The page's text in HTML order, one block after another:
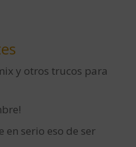
y otros trucos para
en serio eso de ser